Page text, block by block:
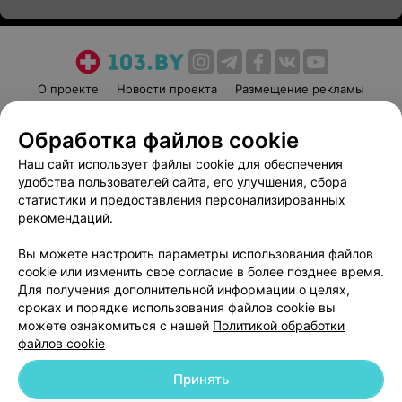
О проекте Новости проекта
Размещение рекламы
Пользовательское соглашение
Способы оплаты
Вакансии
Партнеры
Написать руководителю 103.by
Обработка персональных данных
© 2026 ООО «Артокс Лаб», УНП 191700409 | 220012, Республика Беларусь,
Обработка файлов cookie
Наш сайт использует файлы cookie для обеспечения
удобства пользователей сайта, его улучшения, сбора
статистики и предоставления персонализированных
рекомендаций.
Вы можете настроить параметры использования файлов
cookie или изменить свое согласие в более позднее время.
Для получения дополнительной информации о целях,
сроках и порядке использования файлов cookie вы
можете ознакомиться с нашей Политикой обработки
файлов cookie
Принять